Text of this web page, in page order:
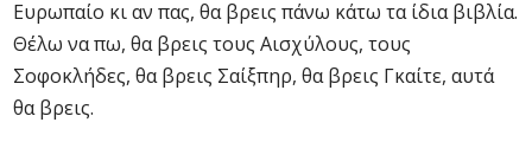
Ευρωπαίο κι αν πας, θα βρεις πάνω κάτω τα ίδια βιβλία.
Θέλω να πω, θα βρεις τους Αισχύλους, τους
Σοφοκλήδες, θα βρεις Σαίξπηρ, θα βρεις Γκαίτε, αυτά
θα βρεις.